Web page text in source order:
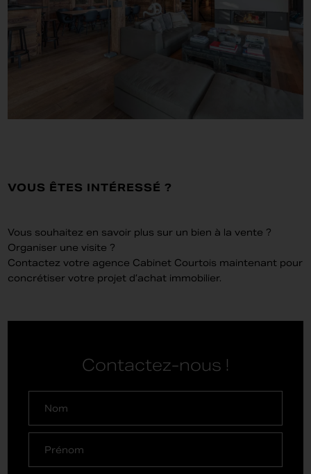
VOUS ÊTES INTÉRESSÉ ?
Vous souhaitez en savoir plus sur un bien à la vente ?
Organiser une visite ?
Contactez votre agence Cabinet Courtois maintenant pour
concrétiser votre projet d’achat immobilier.
Contactez-nous !